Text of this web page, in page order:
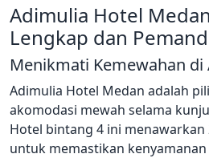
Adimulia Hotel
Lengkap dan
Menikmati Kemewahan
Adimulia Hotel Medan adalah
akomodasi mewah selama
Hotel bintang 4 ini
untuk memastikan